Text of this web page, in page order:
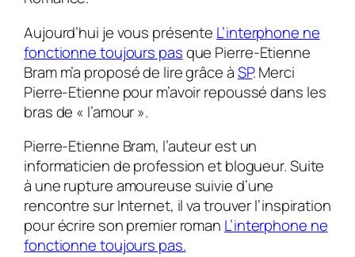
Aujourd’hui je vous présente L’interphone ne
fonctionne toujours pasque Pierre-Etienne
Bram m’a proposé de lire grâce àSP. Merci
Pierre-Etienne pour m’avoir repoussé dans les
bras de « l’amour ».
Pierre-Etienne Bram, l’auteur est un
informaticien de profession et blogueur. Suite
à une rupture amoureuse suivie d’une
rencontre sur Internet, il va trouver l’inspiration
pour écrire son premier roman L’interphone ne
fonctionne toujours pas.